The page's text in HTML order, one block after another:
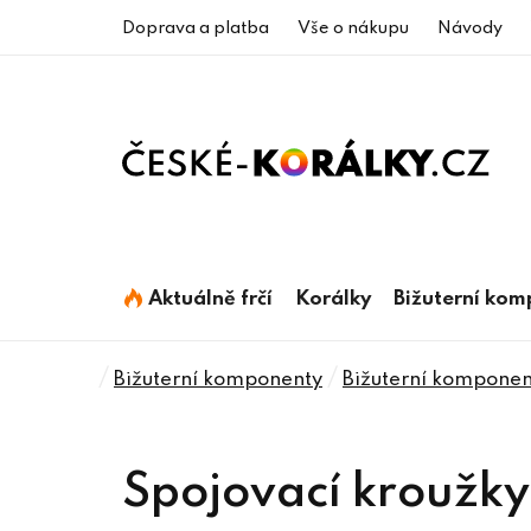
Doprava a platba Vše o nákupu Návody
Aktuálně frčí Korálky Bižuterní
Domů
Bižuterní komponenty Bižuterní
Spojovací